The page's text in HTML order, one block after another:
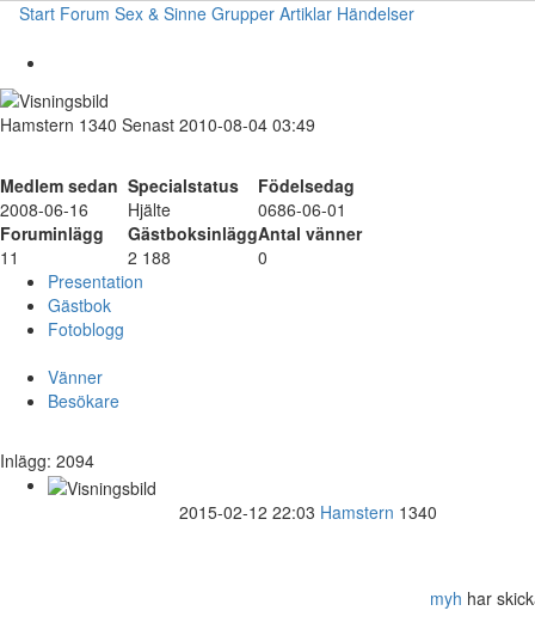
Start Forum Sex & Sinne Grupper Artiklar Händelser
Hamstern 1340 Senast 2010-08-04 03:49
Medlem sedan Specialstatus
Födelsedag
2008-06-16
Hjälte
0686-06-01
Foruminlägg
GästboksinläggAntal vänner
11
2 188
0
Presentation
Gästbok
Fotoblogg
Vänner
Besökare
Inlägg: 2094
2015-02-12 22:03 Hamstern 1340
myh har